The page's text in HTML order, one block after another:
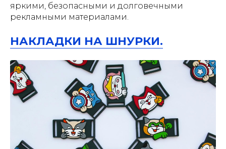
яркими, безопасными и долговечными
рекламными материалами.
НАКЛАДКИ НА ШНУРКИ.